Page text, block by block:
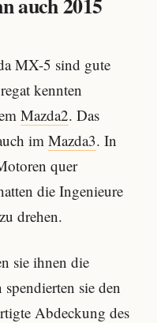
MX-5 sind gute
kennten
Mazda2. Das
im Mazda3. In
quer
die Ingenieure
drehen.
sie ihnen die
sie den
Abdeckung des